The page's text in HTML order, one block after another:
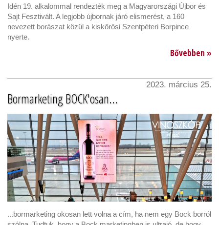
Idén 19. alkalommal rendezték meg a Magyarországi Újbor és
Sajt Fesztivált. A legjobb újbornak járó elismerést, a 160
nevezett borászat közül a kiskőrösi Szentpéteri Borpince
nyerte.
Bővebben »
2023. március 25.
Bormarketing BOCK'osan...
...bormarketing okosan lett volna a cím, ha nem egy Bock borról